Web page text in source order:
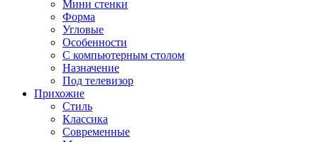
Мини стенки
Форма
Угловые
Особенности
С компьютерным столом
Назначение
Под телевизор
Прихожие
Стиль
Классика
Современные